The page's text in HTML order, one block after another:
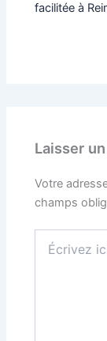
facilitée à
Laisser
Votre
champs
ici…